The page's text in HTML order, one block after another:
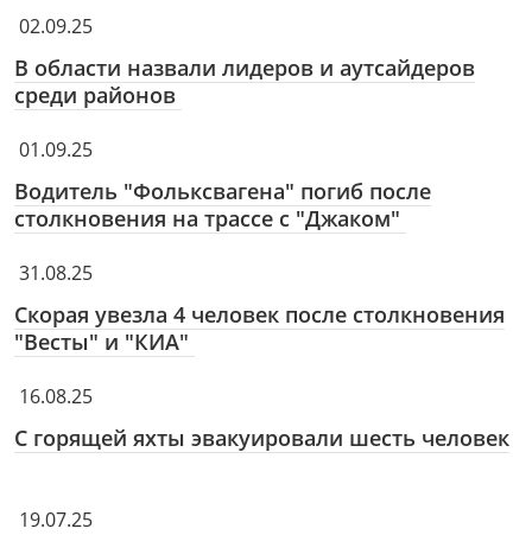
02.09.25
В области назвали лидеров и аутсайдеров
среди районов
01.09.25
Водитель "Фольксвагена" погиб после
столкновения на трассе с "Джаком"
31.08.25
Скорая увезла 4 человек после столкновения
"Весты" и "КИА"
16.08.25
С горящей яхты эвакуировали шесть человек
19.07.25